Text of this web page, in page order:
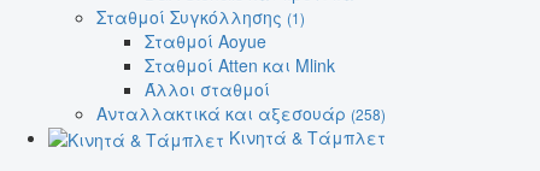
Σταθμοί Συγκόλλησης (1)
Σταθμοί Aoyue
Σταθμοί Atten και Mlink
Άλλοι σταθμοί
Ανταλλακτικά και αξεσουάρ (258)
Κινητά & Τάμπλετ